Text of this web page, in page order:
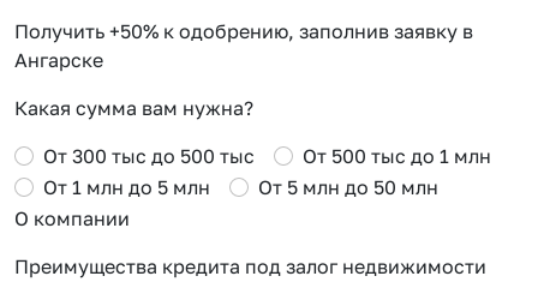
Получить +50% к одобрению, заполнив заявку в
Ангарске
Какая сумма вам нужна?
От 300 тыс до 500 тыс
От 500 тыс до 1 млн
От 1 млн до 5 млн
От 5 млн до 50 млн
О компании
Преимущества кредита под залог недвижимости